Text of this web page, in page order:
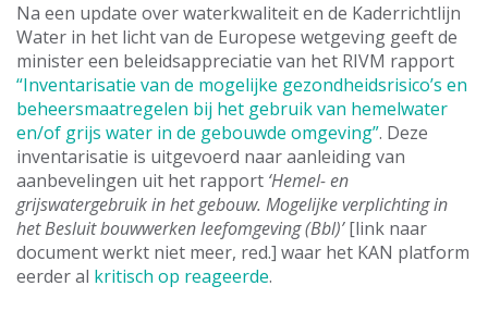
Na een update over waterkwaliteit en de Kaderrichtlijn
Water in het licht van de Europese wetgeving geeft de
minister een beleidsappreciatie van het RIVM rapport
“Inventarisatie van de mogelijke gezondheidsrisico’s en
beheersmaatregelen bij het gebruik van hemelwater
en/of grijs water in de gebouwde omgeving”. Deze
inventarisatie is uitgevoerd naar aanleiding van
aanbevelingen uit het rapport ‘Hemel- en
grijswatergebruik in het gebouw. Mogelijke verplichting in
het Besluit bouwwerken leefomgeving (Bbl)’[link naar
document werkt niet meer, red.] waar het KAN platform
eerder al kritisch op reageerde.